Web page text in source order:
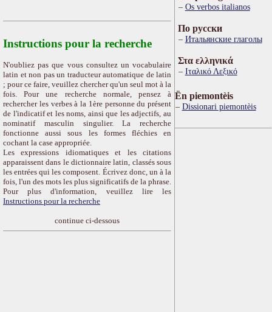
Instructions pour la recherche
N'oubliez pas que vous consultez un vocabulaire
latin et non pas un traducteur automatique de latin
; pour ce faire, veuillez chercher qu'un seul mot à la
fois. Pour une recherche normale, pensez à
rechercher les verbes à la 1ère personne du présent
de l'indicatif et les noms, ainsi que les adjectifs, au
nominatif masculin singulier. La recherche
fonctionne aussi sous les formes fléchies en
cochant la case appropriée.
Les expressions idiomatiques et les citations
apparaissent dans le dictionnaire latin, classés sous
les entrées qui les composent. Écrivez donc, un à la
fois, l'un des mots les plus significatifs de la phrase.
Pour plus d'information, veuillez lire les
Instructions pour la recherche
continue ci-dessous
Os verbos italianos
По русски
Итальянские глаголы
Στα ελληνικά
Ιταλικό Λεξικό
Ën piemontèis
Dissionari piemontèis